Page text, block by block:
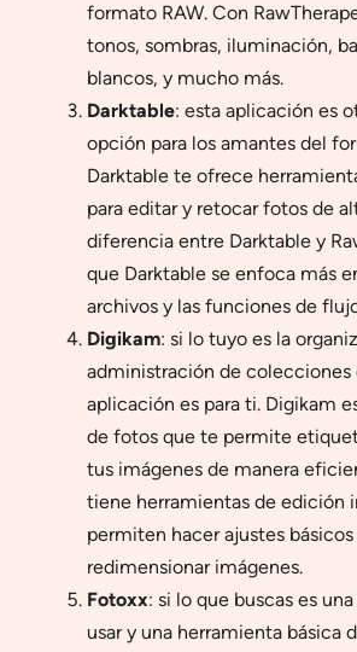
formato RAW. Con
tonos, sombras, iluminación,
blancos, y mucho más.
Darktable: esta aplicación es
opción para los amantes del
Darktable te ofrece
para editar y retocar fotos de
diferencia entre Darktable y
que Darktable se enfoca más
archivos y las funciones de
Digikam: si lo tuyo es la
administración de colecciones
aplicación es para ti. Digikam
de fotos que te permite
tus imágenes de manera
tiene herramientas de edición
permiten hacer ajustes
redimensionar imágenes.
Fotoxx: si lo que buscas es
usar y una herramienta básica